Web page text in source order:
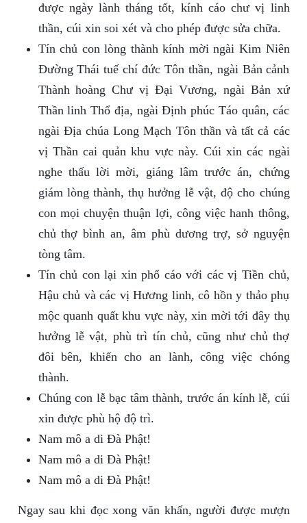
được ngày lành tháng tốt, kính cáo chư vị linh
thần, cúi xin soi xét và cho phép được sửa chữa.
Tín chủ con lòng thành kính mời ngài Kim Niên
Đường Thái tuế chí đức Tôn thần, ngài Bản cảnh
Thành hoàng Chư vị Đại Vương, ngài Bản xứ
Thần linh Thổ địa, ngài Định phúc Táo quân, các
ngài Địa chúa Long Mạch Tôn thần và tất cả các
vị Thần cai quản khu vực này. Cúi xin các ngài
nghe thấu lời mời, giáng lâm trước án, chứng
giám lòng thành, thụ hưởng lễ vật, độ cho chúng
con mọi chuyện thuận lợi, công việc hanh thông,
chủ thợ bình an, âm phù dương trợ, sở nguyện
tòng tâm.
Tín chủ con lại xin phổ cáo với các vị Tiền chủ,
Hậu chủ và các vị Hương linh, cô hồn y thảo phụ
mộc quanh quất khu vực này, xin mời tới đây thụ
hưởng lễ vật, phù trì tín chủ, cũng như chủ thợ
đôi bên, khiến cho an lành, công việc chóng
thành.
Chúng con lễ bạc tâm thành, trước án kính lễ, cúi
xin được phù hộ độ trì.
Nam mô a di Đà Phật!
Nam mô a di Đà Phật!
Nam mô a di Đà Phật!
Ngay sau khi đọc xong văn khấn, người được mượn